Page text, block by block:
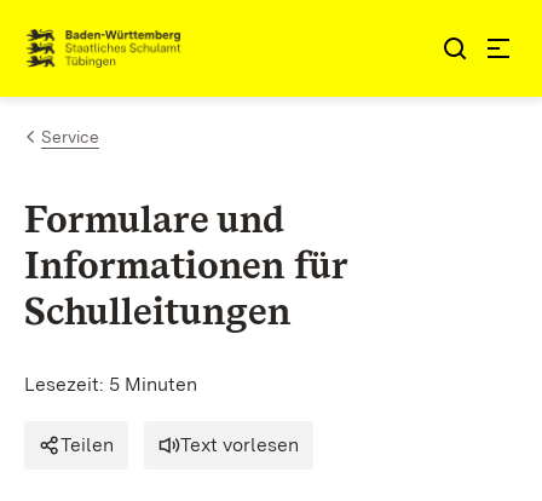
Zum Inhalt springen
Link zur Startseite
Service
Formulare und
Informationen für
Schulleitungen
Lesezeit: 5 Minuten
Teilen Text vorlesen